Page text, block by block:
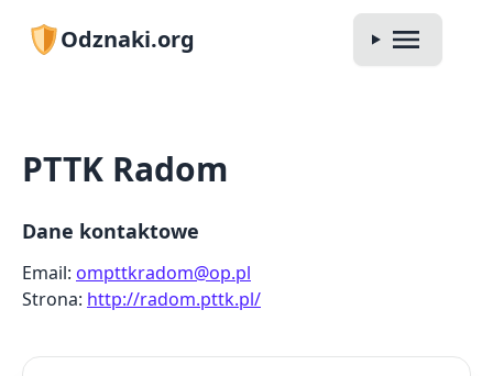
Odznaki.org
PTTK Radom
Dane kontaktowe
Email: ompttkradom@op.pl
Strona: http://radom.pttk.pl/